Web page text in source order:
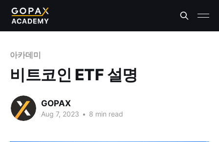
아카데미
비트코인 ETF 설명
GOPAX
Aug 7, 2023 • 8 min read